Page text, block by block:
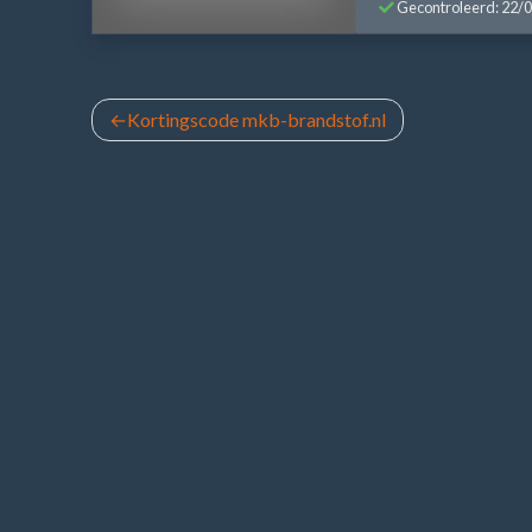
Gecontroleerd: 22/
Bericht
Kortingscode mkb-brandstof.nl